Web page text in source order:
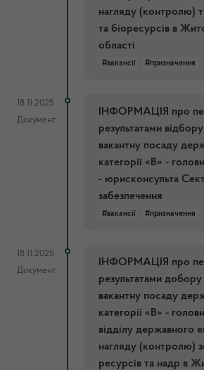
нагляду (контролю)
та біоресурсів в
області
#вакансії #призначення
18.11.2025
Документ
ІНФОРМАЦІЯ про
результатами
вакантну посаду
категорії «В» -
- юрисконсульта
забезпечення
#вакансії #призначення
18.11.2025
Документ
ІНФОРМАЦІЯ про
результатами
вакантну посаду
категорії «В» -
відділу державного
нагляду (контролю)
ресурсів та надр в